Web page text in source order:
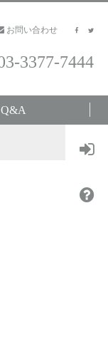
お問い合わせ
3377-7444
Q&A